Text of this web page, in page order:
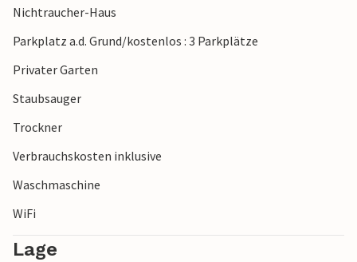
lockt mit reizvoller Natur und regionale Delikatessen wie
Camembert, Fisch und Meeresfrüchten.
Nichtraucher-Haus
Parkplatz a.d. Grund/kostenlos : 3 Parkplätze
Privater Garten
Staubsauger
Trockner
Verbrauchskosten inklusive
Waschmaschine
WiFi
Lage